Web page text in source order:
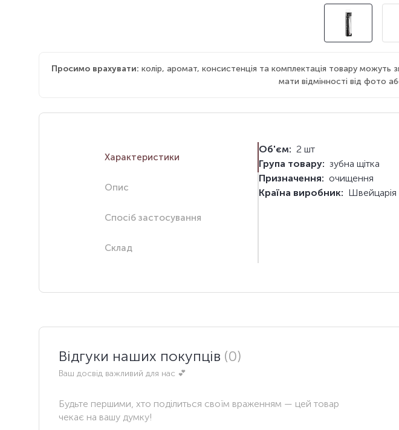
Просимо врахувати: колір, аромат, консистенція та комплектація товару
мати відмінності від фото
Характеристики
Опис
Спосіб застосування
Склад
Об'єм: 2 шт
Група товару: зубна щітка
Призначення: очищення
Країна виробник: Швейцарія
Відгуки наших покупців (0)
Ваш досвід важливий для нас 💕
Будьте першими, хто поділиться своїм враженням — цей товар
чекає на вашу думку!